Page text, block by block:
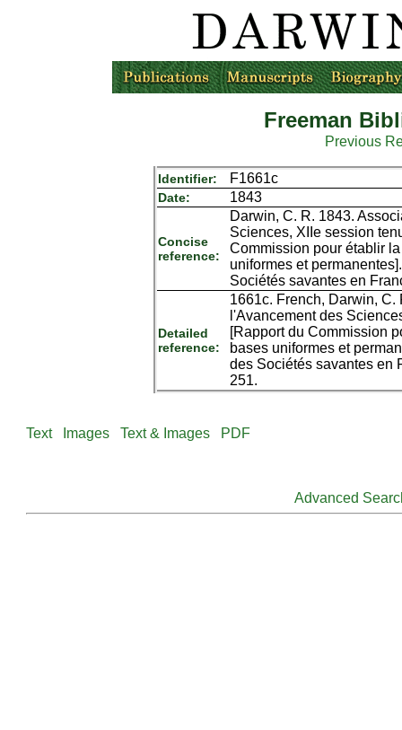
Freeman
Previous
Identifier: F1661c
Date: 1843
Concise
reference:
Darwin, C. R. 1843.
Sciences, XIIe session
Commission pour établir
uniformes et
Sociétés savantes en
Detailed
reference:
1661c. French, Darwin,
l'Avancement des
[Rapport du Commission
bases uniformes et
des Sociétés savantes en
251.
Text Images Text & Images PDF
Advanced